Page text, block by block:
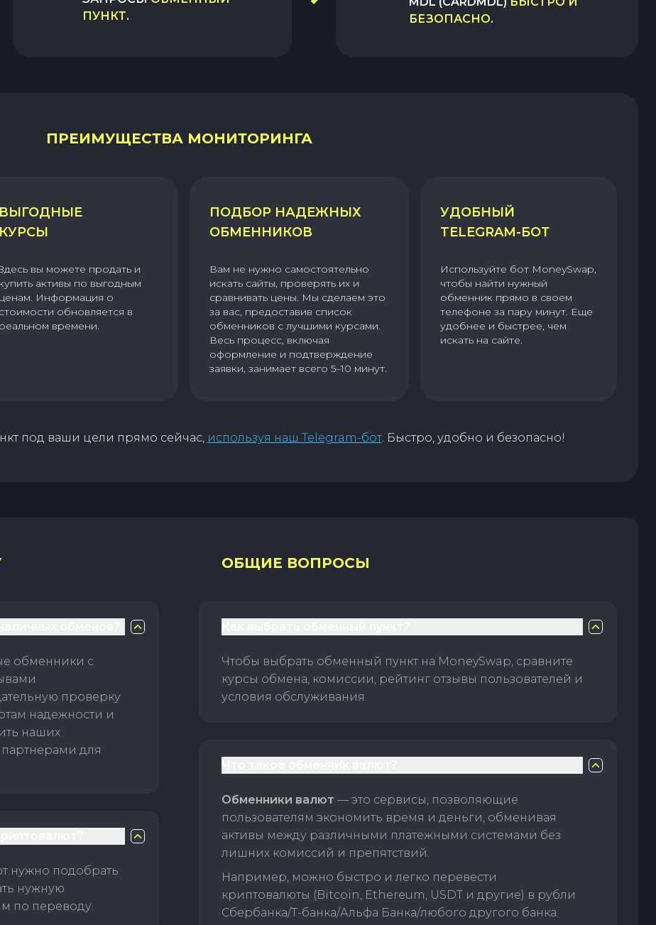
ПУНКТ.
БЕЗОПАСНО.
ПРЕИМУЩЕСТВА МОНИТОРИНГА
ВЫГОДНЫЕ
КУРСЫ
вы можете продать и
купить активы по выгодным
ценам. Информация о
стоимости обновляется в
реальном времени.
ПОДБОР НАДЕЖНЫХ
ОБМЕННИКОВ
Вам не нужно самостоятельно
искать сайты, проверять их и
сравнивать цены. Мы сделаем это
за вас, предоставив список
обменников с лучшими курсами.
Весь процесс, включая
оформление и подтверждение
заявки, занимает всего 5–10 минут.
УДОБНЫЙ
TELEGRAM-БОТ
Используйте бот MoneySwap,
чтобы найти нужный
обменник прямо в своем
телефоне за пару минут. Еще
удобнее и быстрее, чем
искать на сайте.
под ваши цели прямо сейчас, используя наш Telegram-бот. Быстро, удобно и безопасно!
обменники с
проверку
надежности и
наших
для
нужно подобрать
нужную
по переводу.
ОБЩИЕ ВОПРОСЫ
Чтобы выбрать обменный пункт на MoneySwap, сравните
курсы обмена, комиссии, рейтинг отзывы пользователей и
условия обслуживания.
Обменники валют — это сервисы, позволяющие
пользователям экономить время и деньги, обменивая
активы между различными платежными системами без
лишних комиссий и препятствий.
Например, можно быстро и легко перевести
криптовалюты (Bitcoin, Ethereum, USDT и другие) в рубли
Сбербанка/Т-банка/Альфа Банка/любого другого банка.